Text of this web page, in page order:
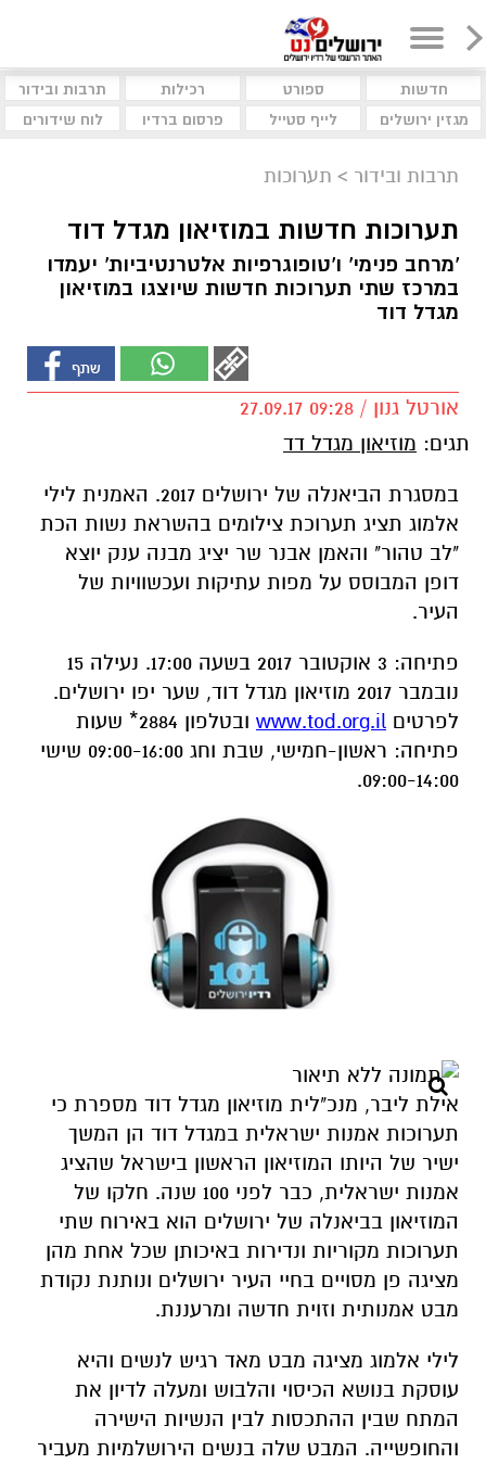
חדשות ספורט רכילות
תרבות ובידור
מגזין ירושלים
לייף סטייל פרסום ברדיו לוח שידורים
תרבות ובידור > תערוכות
תערוכות חדשות במוזיאון מגדל דוד
'מרחב פנימי' ו'טופוגרפיות אלטרנטיביות' יעמדו
במרכז שתי תערוכות חדשות שיוצגו במוזיאון
מגדל דוד
אורטל גנון / 09:28 27.09.17
תגים: מוזיאון מגדל דד
במסגרת הביאנלה של ירושלים 2017. האמנית לילי
אלמוג תציג תערוכת צילומים בהשראת נשות הכת
"לב טהור" והאמן אבנר שר יציג מבנה ענק יוצא
דופן המבוסס על מפות עתיקות ועכשוויות של
העיר.
פתיחה: 3 אוקטובר 2017 בשעה 17:00. נעילה 15
נובמבר 2017 מוזיאון מגדל דוד, שער יפו ירושלים.
לפרטים www.tod.org.il
ובטלפון 2884* שעות
פתיחה: ראשון-חמישי, שבת וחג 09:00-16:00 שישי
09:00-14:00.
אילת ליבר, מנכ"לית מוזיאון מגדל דוד מספרת כי
תערוכות אמנות ישראלית במגדל דוד הן המשך
ישיר של היותו המוזיאון הראשון בישראל שהציג
אמנות ישראלית, כבר לפני 100 שנה. חלקו של
המוזיאון בביאנלה של ירושלים הוא באירוח שתי
תערוכות מקוריות ונדירות באיכותן שכל אחת מהן
מציגה פן מסויים בחיי העיר ירושלים ונותנת נקודת
מבט אמנותית וזוית חדשה ומרעננת.
לילי אלמוג מציגה מבט מאד רגיש לנשים והיא
עוסקת בנושא הכיסוי והלבוש ומעלה לדיון את
המתח שבין ההתכסות לבין הנשיות הישירה
והחופשייה. המבט שלה בנשים הירושלמיות מעביר